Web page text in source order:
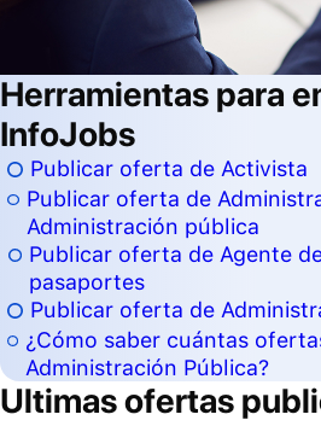
Herramientas para
InfoJobs
Publicar oferta de Activista
Publicar oferta de
Administración pública
Publicar oferta de Agente
pasaportes
Publicar oferta de
¿Cómo saber cuántas
Administración Pública?
Ultimas ofertas